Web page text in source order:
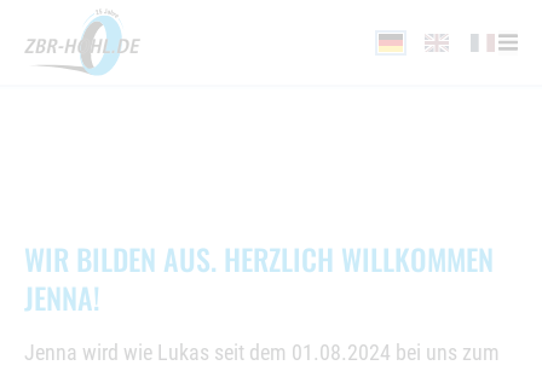
WIR BILDEN AUS. HERZLICH WILLKOMMEN
JENNA!
Jenna wird wie Lukas seit dem 01.08.2024 bei uns zum